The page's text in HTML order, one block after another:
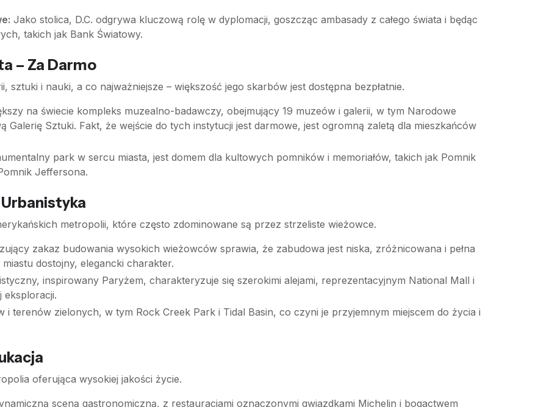
Jako stolica, D.C. odgrywa kluczową rolę w dyplomacji, goszcząc ambasady z całego świata i będąc
takich jak Bank Światowy.
– Za Darmo
sztuki i nauki, a co najważniejsze – większość jego skarbów jest dostępna bezpłatnie.
na świecie kompleks muzealno-badawczy, obejmujący 19 muzeów i galerii, w tym Narodowe
Galerię Sztuki. Fakt, że wejście do tych instytucji jest darmowe, jest ogromną zaletą dla mieszkańców
park w sercu miasta, jest domem dla kultowych pomników i memoriałów, takich jak Pomnik
Jeffersona.
metropolii, które często zdominowane są przez strzeliste wieżowce.
zakaz budowania wysokich wieżowców sprawia, że zabudowa jest niska, zróżnicowana i pełna
dostojny, elegancki charakter.
inspirowany Paryżem, charakteryzuje się szerokimi alejami, reprezentacyjnym National Mall i
eksploracji.
i terenów zielonych, w tym Rock Creek Park i Tidal Basin, co czyni je przyjemnym miejscem do życia i
oferująca wysokiej jakości życie.
sceną gastronomiczną, z restauracjami oznaczonymi gwiazdkami Michelin i bogactwem